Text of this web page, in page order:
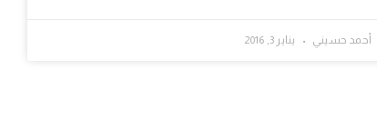
أحمد حسيني يناير 3, 2016